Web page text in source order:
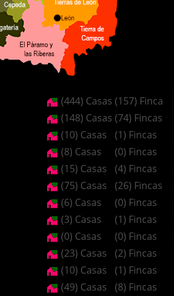
(444) Casas (157) Fincas
(148) Casas (74) Fincas
(10) Casas (1) Fincas
(8) Casas (0) Fincas
(15) Casas (4) Fincas
(75) Casas (26) Fincas
(6) Casas (0) Fincas
(3) Casas (1) Fincas
(0) Casas (0) Fincas
(23) Casas (2) Fincas
(10) Casas (1) Fincas
(49) Casas (8) Fincas